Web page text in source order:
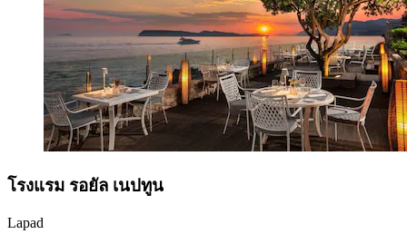
โรงแรม รอยัล เนปทูน
Lapad